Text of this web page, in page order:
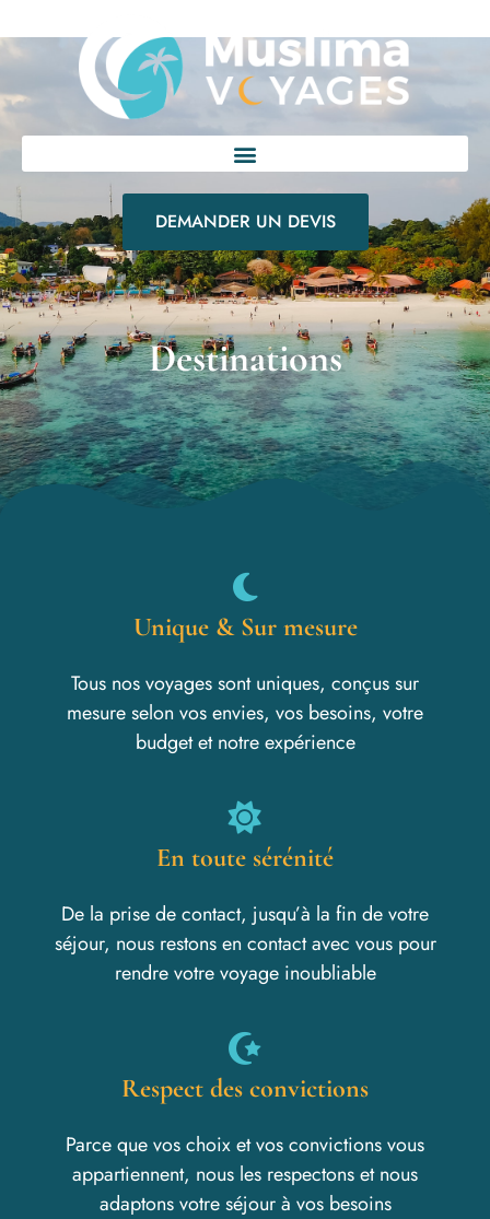
DEMANDER UN DEVIS
Destinations
Unique & Sur mesure
Tous nos voyages sont uniques, conçus sur
mesure selon vos envies, vos besoins, votre
budget et notre expérience
En toute sérénité
De la prise de contact, jusqu’à la fin de votre
séjour, nous restons en contact avec vous pour
rendre votre voyage inoubliable
Respect des convictions
Parce que vos choix et vos convictions vous
appartiennent, nous les respectons et nous
adaptons votre séjour à vos besoins